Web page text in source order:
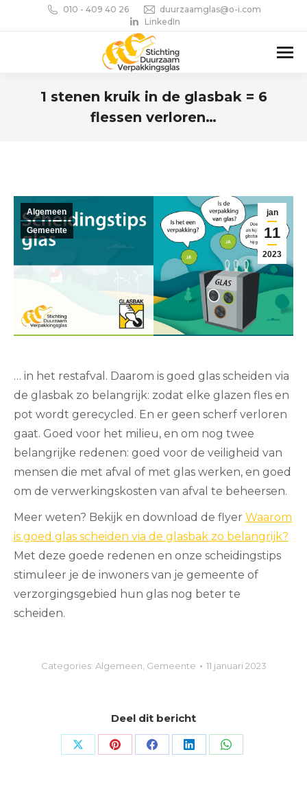
010 - 409 40 26
duurzaamglas@o-i.com
LinkedIn
1 stenen kruik in de glasbak = 6
flessen verloren…
jan
11
2023
Algemeen
Gemeente
… in het restafval. Daarom is goed glas scheiden via
de glasbak zo belangrijk: zodat elke glazen fles en
pot wordt gerecycled. En er geen scherf verloren
gaat. Goed voor het milieu, en om nog twee
belangrijke redenen: goed voor de veiligheid van
mensen die met afval of met glas werken, en goed
om de verwerkingskosten van afval te beheersen.
Meer weten? Bekijk en download de flyer Waarom
is goed glas scheiden via de glasbak zo belangrijk?
Met deze goede redenen en onze scheidingstips
stimuleer je de inwoners van je gemeente of
verzorgingsgebied hun glas nog beter te
scheiden.
Categories: Algemeen Gemeente 11 januari 2023
Deel dit bericht
Share Share Share Share Share